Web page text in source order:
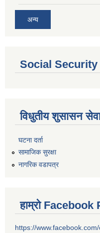
अन्य
Social Security
विधुतीय शुसासन
घटना दर्ता
सामाजिक सुरक्षा
नागरिक वडापत्र
हाम्रो Facebook
https://